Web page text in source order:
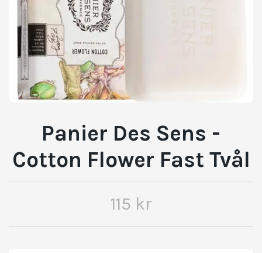
Panier Des Sens -
Cotton Flower Fast Tvål
115 kr